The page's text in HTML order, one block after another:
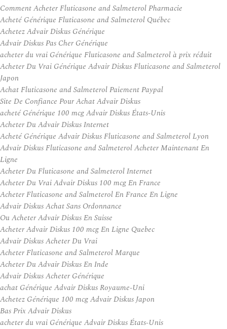
Comment Acheter Fluticasone and Salmeterol Pharmacie
Acheté Générique Fluticasone and Salmeterol Québec
Achetez Advair Diskus Générique
Advair Diskus Pas Cher Générique
acheter du vrai Générique Fluticasone and Salmeterol à prix réduit
Acheter Du Vrai Générique Advair Diskus Fluticasone and Salmeterol
Japon
Achat Fluticasone and Salmeterol Paiement Paypal
Site De Confiance Pour Achat Advair Diskus
acheté Générique 100 mcg Advair Diskus États-Unis
Acheter Du Advair Diskus Internet
Acheté Générique Advair Diskus Fluticasone and Salmeterol Lyon
Advair Diskus Fluticasone and Salmeterol Acheter Maintenant En
Ligne
Acheter Du Fluticasone and Salmeterol Internet
Acheter Du Vrai Advair Diskus 100 mcg En France
Acheter Fluticasone and Salmeterol En France En Ligne
Advair Diskus Achat Sans Ordonnance
Ou Acheter Advair Diskus En Suisse
Acheter Advair Diskus 100 mcg En Ligne Quebec
Advair Diskus Acheter Du Vrai
Acheter Fluticasone and Salmeterol Marque
Acheter Du Advair Diskus En Inde
Advair Diskus Acheter Générique
achat Générique Advair Diskus Royaume-Uni
Achetez Générique 100 mcg Advair Diskus Japon
Bas Prix Advair Diskus
acheter du vrai Générique Advair Diskus États-Unis